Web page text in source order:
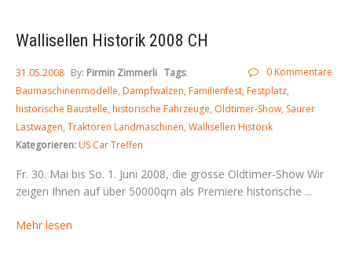
Wallisellen Historik 2008 CH
0 Kommentare
31.05.2008 By: Pirmin Zimmerli Tags:
Baumaschinenmodelle Dampfwalzen Familienfest Festplatz
historische Baustelle historische Fahrzeuge Oldtimer-Show Saurer
Lastwagen Traktoren Landmaschinen Wallisellen Historik
Kategorieren:US Car Treffen
Fr. 30. Mai bis So. 1. Juni 2008, die grosse Oldtimer-Show Wir
zeigen Ihnen auf über 50000qm als Premiere historische ...
Mehr lesen